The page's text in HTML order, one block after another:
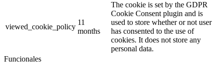
viewed_cookie_policy
11
months
The cookie is set by the GDPR
Cookie Consent plugin and is
used to store whether or not user
has consented to the use of
cookies. It does not store any
personal data.
Funcionales